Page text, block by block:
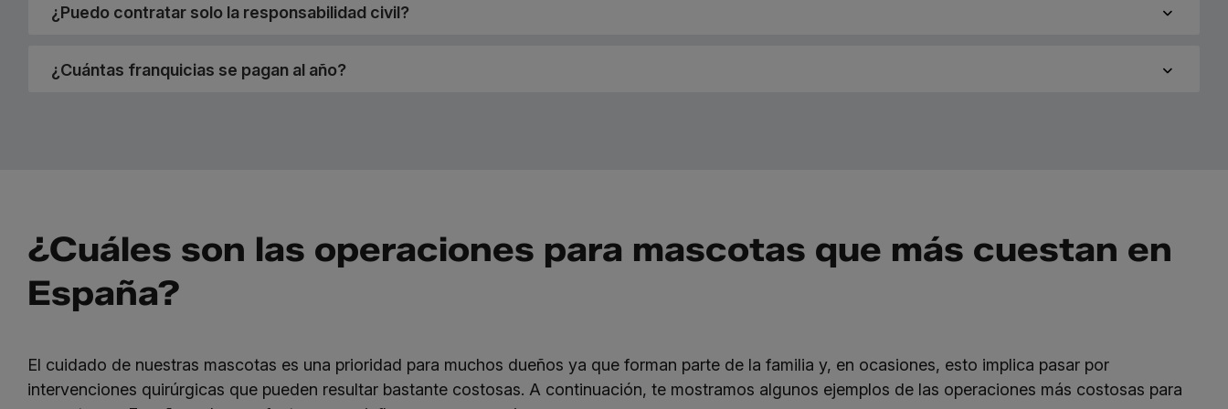
¿Puedo contratar solo la responsabilidad civil?
¿Cuántas franquicias se pagan al año?
¿Cuáles son las operaciones para mascotas que más cuestan en
España?
El cuidado de nuestras mascotas es una prioridad para muchos dueños ya que forman parte de la familia y, en ocasiones, esto implica pasar por
intervenciones quirúrgicas que pueden resultar bastante costosas. A continuación, te mostramos algunos ejemplos de las operaciones más costosas para